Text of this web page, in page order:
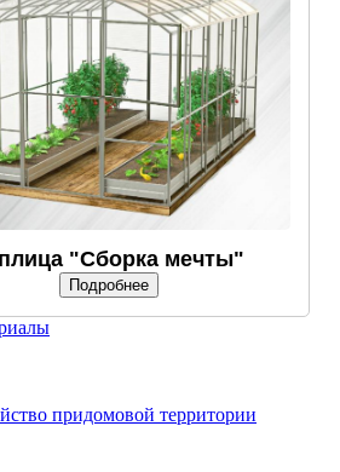
"Сборка мечты"
Подробнее
придомовой территории